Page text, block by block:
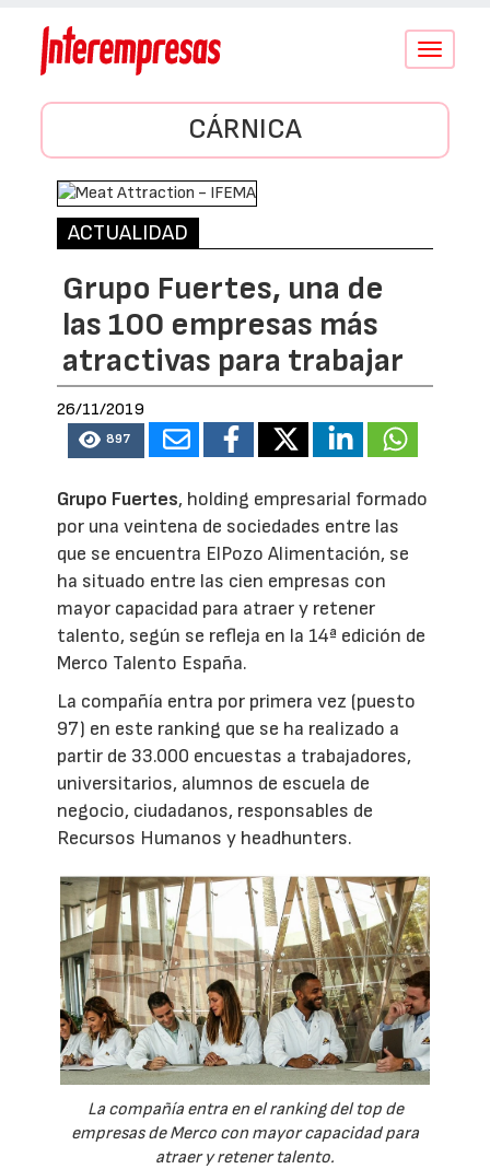
Conmutar
CÁRNICA
ACTUALIDAD
Grupo Fuertes, una de
las 100 empresas más
atractivas para trabajar
26/11/2019
897
Grupo Fuertes, holding empresarial formado
por una veintena de sociedades entre las
que se encuentra ElPozo Alimentación, se
ha situado entre las cien empresas con
mayor capacidad para atraer y retener
talento, según se refleja en la 14ª edición de
Merco Talento España.
La compañía entra por primera vez (puesto
97) en este ranking que se ha realizado a
partir de 33.000 encuestas a trabajadores,
universitarios, alumnos de escuela de
negocio, ciudadanos, responsables de
Recursos Humanos y headhunters.
La compañía entra en el ranking del top de
empresas de Merco con mayor capacidad para
atraer y retener talento.